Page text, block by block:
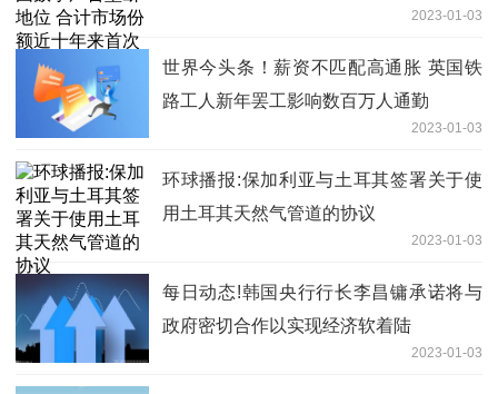
2023-01-03
世界今头条！薪资不匹配高通胀 英国铁
路工人新年罢工影响数百万人通勤
2023-01-03
环球播报:保加利亚与土耳其签署关于使
用土耳其天然气管道的协议
2023-01-03
每日动态!韩国央行行长李昌镛承诺将与
政府密切合作以实现经济软着陆
2023-01-03